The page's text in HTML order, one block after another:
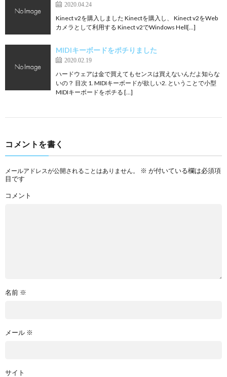
2020.04.24
Kinect v2を購入しました Kinectを購入し、 Kinect v2をWeb
カメラとして利用する Kinect v2でWindows Hell[…]
MIDIキーボードをポチりました
2020.02.19
ハードウェアは金で買えてもセンスは買えないんだよ知らな
いの？ 目次 1. MIDIキーボードが欲しい2. ということで小型
MIDIキーボードをポチる […]
コメントを書く
メールアドレスが公開されることはありません。 ※ が付いている欄は必須項
目です
コメント
名前 ※
メール ※
サイト